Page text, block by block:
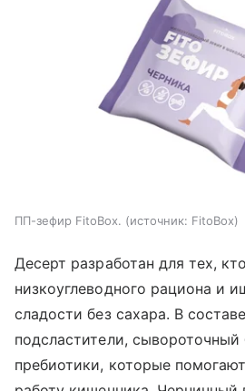
ПП-зефир FitoBox. источник: FitoBox
Десерт разработан для тех,
низкоуглеводного рациона и
сладости без сахара. В
подсластители, сывороточный
пребиотики, которые